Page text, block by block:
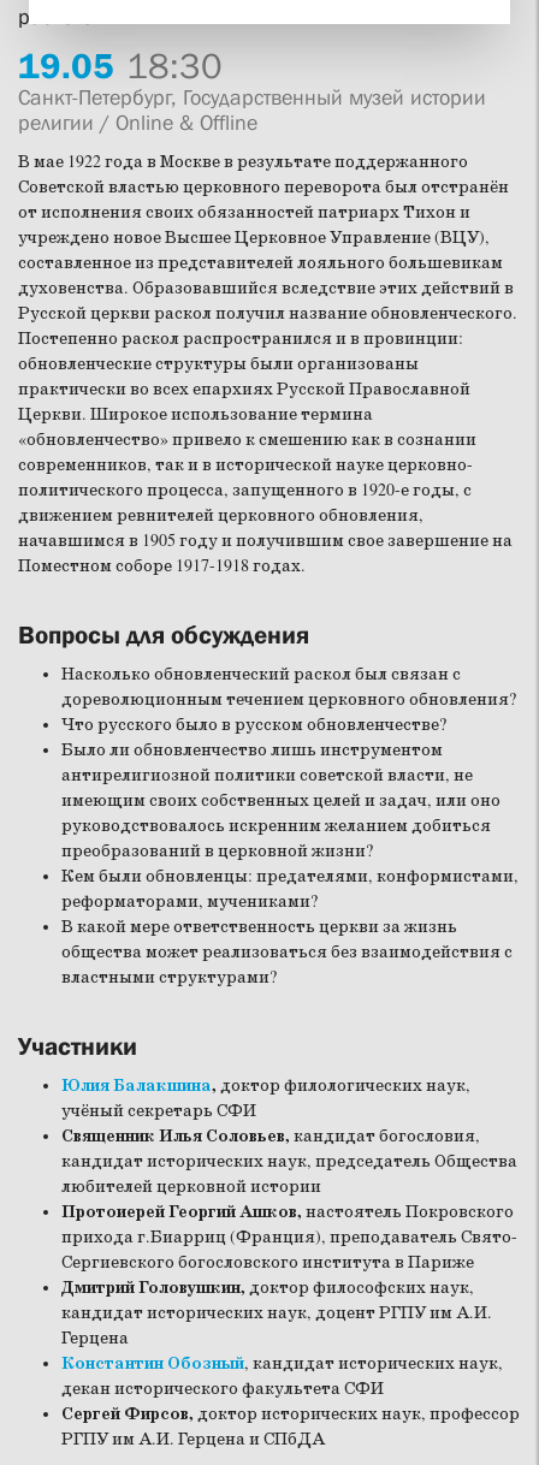
раскола
19.05 18:30
Санкт-Петербург, Государственный музей истории
религии / Online & Offline
В мае 1922 года в Москве в результате поддержанного
Советской властью церковного переворота был отстранён
от исполнения своих обязанностей патриарх Тихон и
учреждено новое Высшее Церковное Управление (ВЦУ),
составленное из представителей лояльного большевикам
духовенства. Образовавшийся вследствие этих действий в
Русской церкви раскол получил название обновленческого.
Постепенно раскол распространился и в провинции:
обновленческие структуры были организованы
практически во всех епархиях Русской Православной
Церкви. Широкое использование термина
«обновленчество» привело к смешению как в сознании
современников, так и в исторической науке церковно-
политического процесса, запущенного в 1920-е годы, с
движением ревнителей церковного обновления,
начавшимся в 1905 году и получившим свое завершение на
Поместном соборе 1917-1918 годах.
Вопросы для обсуждения
Насколько обновленческий раскол был связан с
дореволюционным течением церковного обновления?
Что русского было в русском обновленчестве?
Было ли обновленчество лишь инструментом
антирелигиозной политики советской власти, не
имеющим своих собственных целей и задач, или оно
руководствовалось искренним желанием добиться
преобразований в церковной жизни?
Кем были обновленцы: предателями, конформистами,
реформаторами, мучениками?
В какой мере ответственность церкви за жизнь
общества может реализоваться без взаимодействия с
властными структурами?
Участники
Юлия Балакшина, доктор филологических наук,
учёный секретарь СФИ
Священник Илья Соловьев, кандидат богословия,
кандидат исторических наук, председатель Общества
любителей церковной истории
Протоиерей Георгий Ашков, настоятель Покровского
прихода г.Биарриц (Франция), преподаватель Свято-
Сергиевского богословского института в Париже
Дмитрий Головушкин, доктор философских наук,
кандидат исторических наук, доцент РГПУ им А.И.
Герцена
Константин Обозный, кандидат исторических наук,
декан исторического факультета СФИ
Сергей Фирсов, доктор исторических наук, профессор
РГПУ им А.И. Герцена и СПбДА